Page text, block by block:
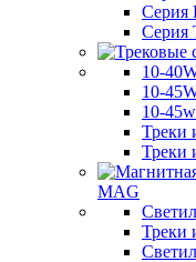
Серия
Серия
10-
10-
10-
Треки
Треки
MAG
Треки